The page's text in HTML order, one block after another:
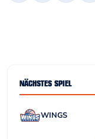
NÄCHSTES SPIEL
WINGS